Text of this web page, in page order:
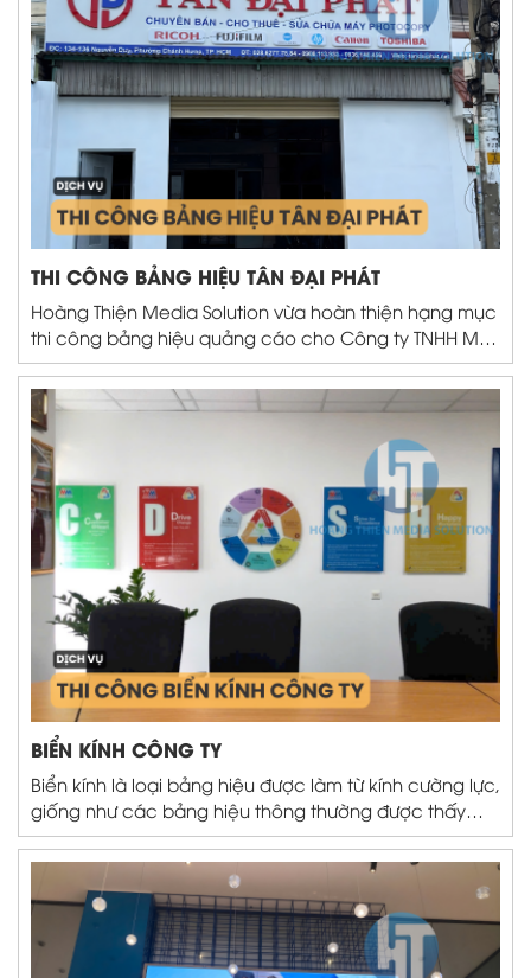
Fanpage: https://www.facebook.com/hoangthiensolutions
TikTok: https://www.tiktok.com/@hoangthienmediasolution
https://www.youtube.com/@hoangthiensolutions
Địa chỉ:
176/108 Thạnh Lộc 27, p.An Phú Đông, Tp.Hồ Chí
#HTSolution #giayphep #xingiayphep #giayphepkinhdoanh
#luhanhquocte #thanhlapdoanhnghiep
THI CÔNG BẢNG HIỆU TÂN ĐẠI PHÁT
Hoàng Thiện Media Solution vừa hoàn thiện hạng mục
thi công bảng hiệu quảng cáo cho Công ty TNHH Máy
Văn Phòng Tân Đại Phát, tọa lạc tại đường Nguyễn
Duy, Quận 8, TP.HCM. Được sử dụng chất liệu mica -
alu - inox cao cấp, mang phong cách hiện đại, bền bỉ
và sang trọng....
BIỂN KÍNH CÔNG TY
Biển kính là loại bảng hiệu được làm từ kính cường lực,
giống như các bảng hiệu thông thường được thấy
thường ngày ở ngoài đường, thì biển kính công ty
được treo trong văn phòng hoặc ở các lối đi, khu vực
tiếp khách,...